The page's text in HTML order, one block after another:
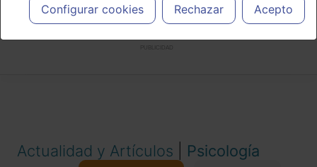
cada caso concreto, el tratamiento más adecuado a las
necesidades del paciente.
Configurar cookies Rechazar Acepto
Actualidad y Artículos
Psicología